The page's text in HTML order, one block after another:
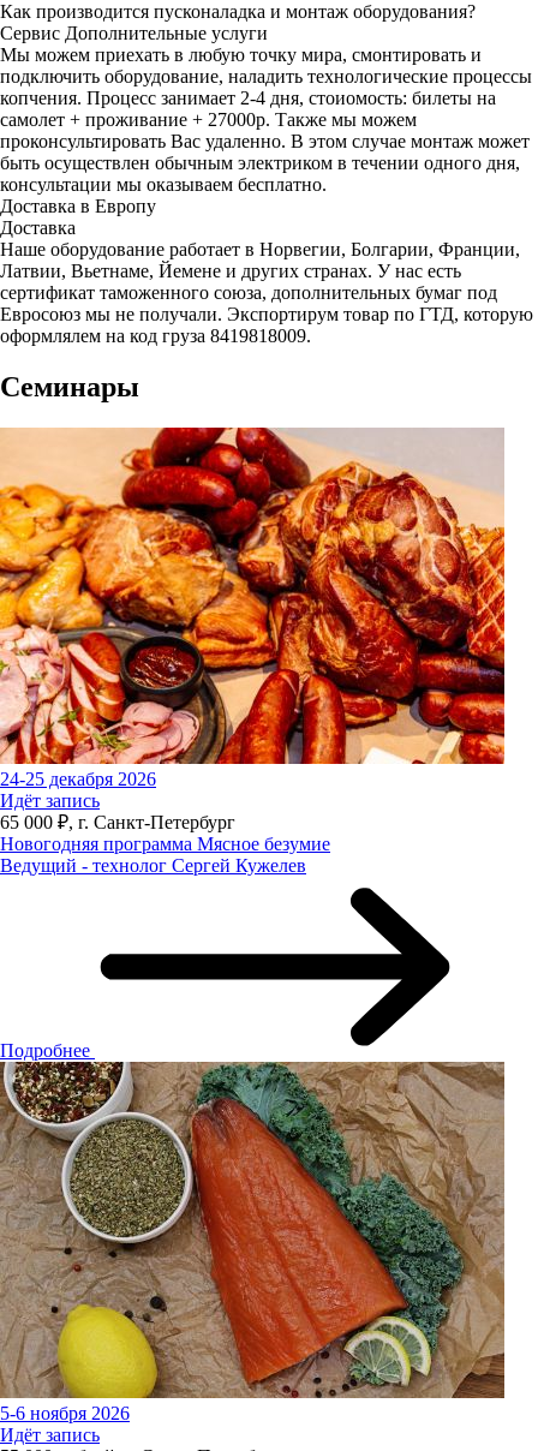
Как производится пусконаладка и монтаж оборудования?
Сервис Дополнительные услуги
Мы можем приехать в любую точку мира, смонтировать и
подключить оборудование, наладить технологические процессы
копчения. Процесс занимает 2-4 дня, стоиомость: билеты на
самолет + проживание + 27000р. Также мы можем
проконсультировать Вас удаленно. В этом случае монтаж может
быть осуществлен обычным электриком в течении одного дня,
консультации мы оказываем бесплатно.
Доставка в Европу
Доставка
Наше оборудование работает в Норвегии, Болгарии, Франции,
Латвии, Вьетнаме, Йемене и других странах. У нас есть
сертификат таможенного союза, дополнительных бумаг под
Евросоюз мы не получали. Экспортирум товар по ГТД, которую
оформлялем на код груза 8419818009.
Семинары
24-25 декабря 2026
Идёт запись
65 000 ₽, г. Санкт-Петербург
Новогодняя программа Мясное безумие
Ведущий - технолог Сергей Кужелев
Подробнее
5-6 ноября 2026
Идёт запись